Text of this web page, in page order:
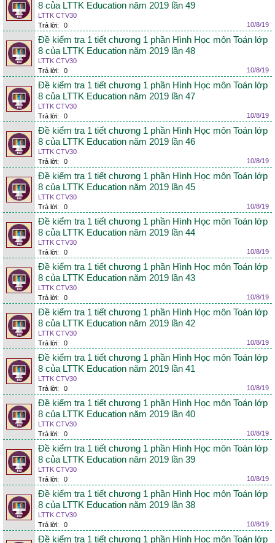
8 của LTTK Education năm 2019 lần 49
LTTK CTV30
Trả lời:
0 10/8/19
Đề kiểm tra 1 tiết chương 1 phần Hình Học môn Toán lớp
8 của LTTK Education năm 2019 lần 48
LTTK CTV30
Trả lời:
0 10/8/19
Đề kiểm tra 1 tiết chương 1 phần Hình Học môn Toán lớp
8 của LTTK Education năm 2019 lần 47
LTTK CTV30
Trả lời:
0 10/8/19
Đề kiểm tra 1 tiết chương 1 phần Hình Học môn Toán lớp
8 của LTTK Education năm 2019 lần 46
LTTK CTV30
Trả lời:
0 10/8/19
Đề kiểm tra 1 tiết chương 1 phần Hình Học môn Toán lớp
8 của LTTK Education năm 2019 lần 45
LTTK CTV30
Trả lời:
0 10/8/19
Đề kiểm tra 1 tiết chương 1 phần Hình Học môn Toán lớp
8 của LTTK Education năm 2019 lần 44
LTTK CTV30
Trả lời:
0 10/8/19
Đề kiểm tra 1 tiết chương 1 phần Hình Học môn Toán lớp
8 của LTTK Education năm 2019 lần 43
LTTK CTV30
Trả lời:
0 10/8/19
Đề kiểm tra 1 tiết chương 1 phần Hình Học môn Toán lớp
8 của LTTK Education năm 2019 lần 42
LTTK CTV30
Trả lời:
0 10/8/19
Đề kiểm tra 1 tiết chương 1 phần Hình Học môn Toán lớp
8 của LTTK Education năm 2019 lần 41
LTTK CTV30
Trả lời:
0 10/8/19
Đề kiểm tra 1 tiết chương 1 phần Hình Học môn Toán lớp
8 của LTTK Education năm 2019 lần 40
LTTK CTV30
Trả lời:
0 10/8/19
Đề kiểm tra 1 tiết chương 1 phần Hình Học môn Toán lớp
8 của LTTK Education năm 2019 lần 39
LTTK CTV30
Trả lời:
0 10/8/19
Đề kiểm tra 1 tiết chương 1 phần Hình Học môn Toán lớp
8 của LTTK Education năm 2019 lần 38
LTTK CTV30
Trả lời:
0 10/8/19
Đề kiểm tra 1 tiết chương 1 phần Hình Học môn Toán lớp